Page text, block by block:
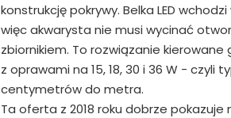
konstrukcję pokrywy. Belka LED
więc akwarysta nie musi wycinać
zbiornikiem. To rozwiązanie
z oprawami na 15, 18, 30 i 36 W - czyli
centymetrów do metra.
Ta oferta z 2018 roku dobrze